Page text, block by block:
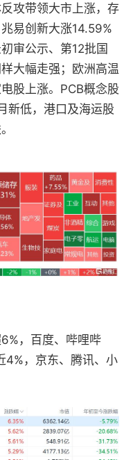
攻带领大市上涨，存
易创新大涨14.59%
审公示、第12批国
大幅走强；欧洲高温
股上涨。PCB概念股
新低，港口及海运股
，百度、哔哩哔
4%，京东、腾讯、小